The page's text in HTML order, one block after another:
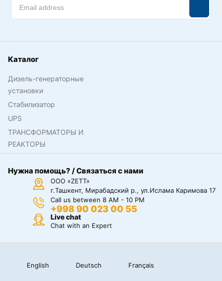
Каталог
Дизель-генераторные
установки
Стабилизатор
UPS
ТРАНСФОРМАТОРЫ И
РЕАКТОРЫ
Нужна помощь? / Связаться с нами
ООО «ZETT»
г.Ташкент, Мирабадский р., ул.Ислама Каримова 17
Call us between 8 AM - 10 PM
+998 90 023 00 55
Live chat
Chat with an Expert
English Deutsch Français